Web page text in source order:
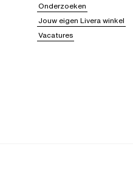
Onderzoeken
Jouw eigen Livera winkel
Vacatures